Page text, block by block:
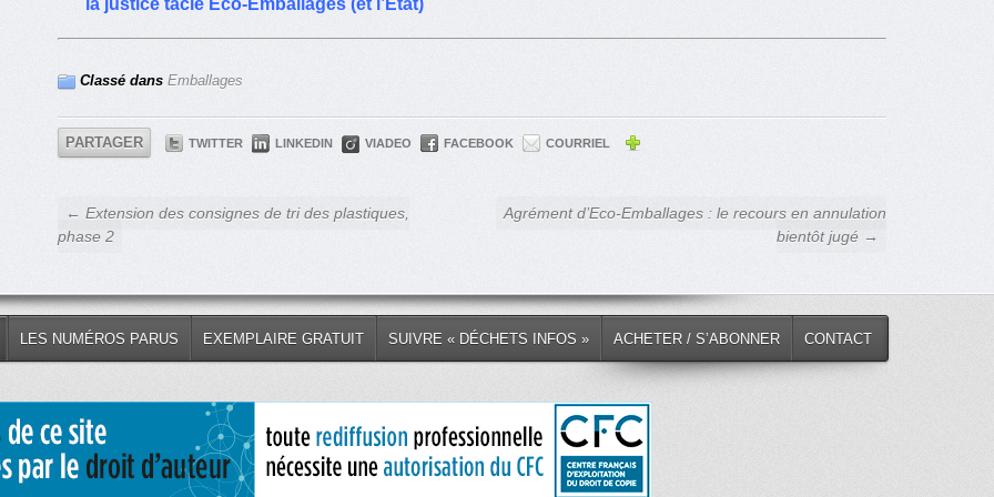
Classé dans Emballages
PARTAGER TWITTER LINKEDIN VIADEO FACEBOOK COURRIEL
← Extension des consignes de tri des plastiques,
phase 2
Agrément d’Eco-Emballages : le recours en annulation
bientôt jugé →
LES NUMÉROS PARUS EXEMPLAIRE GRATUIT SUIVRE « DÉCHETS INFOS » ACHETER / S’ABONNER CONTACT